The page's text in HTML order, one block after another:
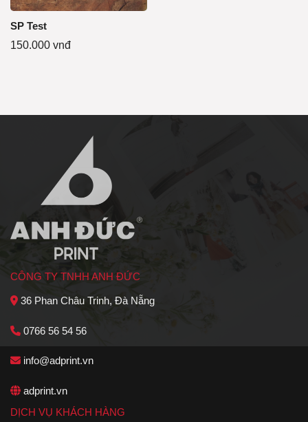
SP Test
150.000 vnđ
CÔNG TY TNHH ANH ĐỨC
36 Phan Châu Trinh, Đà Nẵng
0766 56 54 56
info@adprint.vn
adprint.vn
DỊCH VỤ KHÁCH HÀNG